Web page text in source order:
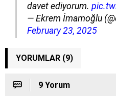
davet ediyorum.
— Ekrem İmamoğlu
February 23, 2025
YORUMLAR (9)
9 Yorum